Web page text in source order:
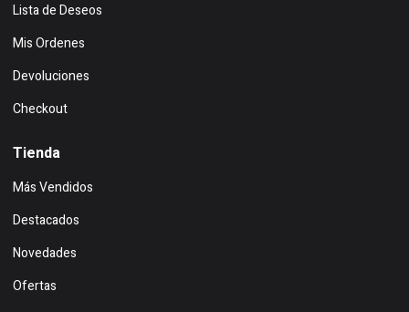
Lista de Deseos
Mis Ordenes
Devoluciones
Checkout
Tienda
Más Vendidos
Destacados
Novedades
Ofertas